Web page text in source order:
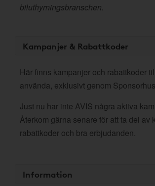
biluthyrningsbranschen.
Kampanjer & Rabattkoder
Här finns kampanjer och rabattkoder
använda, exklusivt genom
Just nu har inte AVIS några aktiva
Återkom gärna senare för att ta del av
rabattkoder och bra erbjudanden.
Information